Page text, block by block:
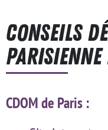
Conseils
parisienne
CDOM de Paris :